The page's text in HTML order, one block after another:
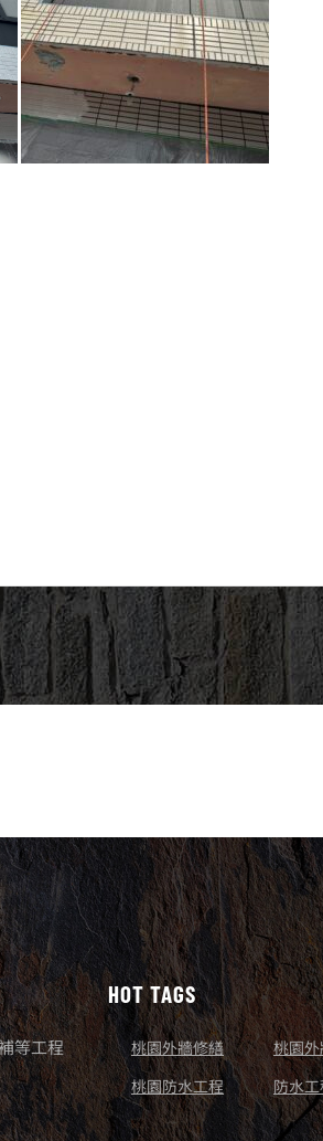
等工程
HOT TAGS
桃園外牆修繕 桃園
桃園防水工程 防水工